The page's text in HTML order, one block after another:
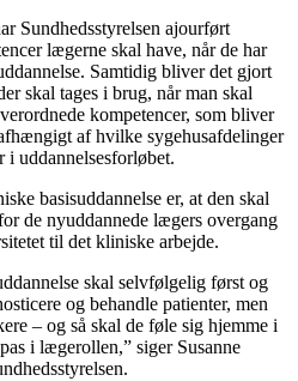
Sundhedsstyrelsen ajourført
lægerne skal have, når de har
Samtidig bliver det gjort
skal tages i brug, når man skal
kompetencer, som bliver
af hvilke sygehusafdelinger
i uddannelsesforløbet.
basisuddannelse er, at den skal
de nyuddannede lægers overgang
til det kliniske arbejde.
skal selvfølgelig først og
og behandle patienter, men
– og så skal de føle sig hjemme i
i lægerollen,” siger Susanne